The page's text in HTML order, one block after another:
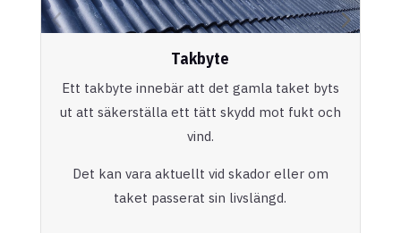
Takbyte
Ett takbyte innebär att det gamla taket byts
ut att säkerställa ett tätt skydd mot fukt och
vind.
Det kan vara aktuellt vid skador eller om
taket passerat sin livslängd.